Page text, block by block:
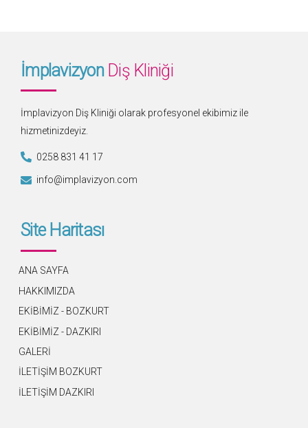
İmplavizyon Diş Kliniği
İmplavizyon Diş Kliniği olarak profesyonel ekibimiz ile
hizmetinizdeyiz.
0258 831 41 17
info@implavizyon.com
Site Haritası
ANA SAYFA
HAKKIMIZDA
EKİBİMİZ - BOZKURT
EKİBİMİZ - DAZKIRI
GALERİ
İLETİŞİM BOZKURT
İLETİŞİM DAZKIRI